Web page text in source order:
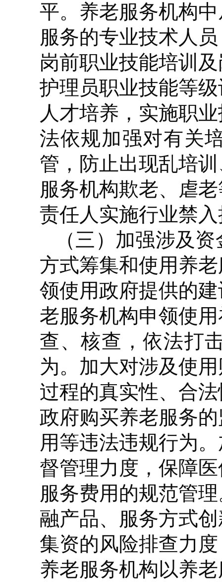
平。养老服务机构
服务的专业技术人
岗前职业技能培训
护理员职业技能等
人才培养，实施职
法依规加强对有关
管，防止出现乱培
服务机构欺老、虐
责任人实施行业禁
（三）加强涉及
方式筹集和使用养
领使用政府提供的
老服务机构申领使
查、核查，依法打
为。加大对涉及使
过程的真实性、合
政府购买养老服务
用等违法违规行为
督管理力度，保障
服务费用的规范管
融产品、服务方式
集资的风险排查力
养老服务机构以养